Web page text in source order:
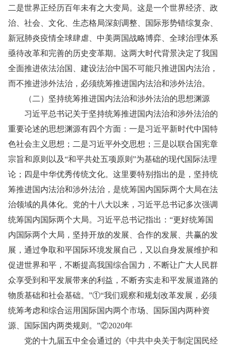
二是世界正经历百年未有之大变局。这是一个世界经济、政
治、社会、文化、生态格局深刻调整、国际形势错综复杂、
新冠肺炎疫情全球肆虐、中美两国战略博弈、全球治理体系
亟待改革和完善的历史变革期。这两大时代背景决定了我国
全面推进依法治国、建设法治中国不可能只推进国内法治，
而不推进涉外法治，必须统筹推进国内法治和涉外法治。
（二）坚持统筹推进国内法治和涉外法治的思想渊源
习近平总书记关于坚持统筹推进国内法治和涉外法治的
重要论述的思想渊源有四个方面：一是习近平新时代中国特
色社会主义思想；二是习近平外交思想；三是以联合国宪章
宗旨和原则以及“和平共处五项原则”为基础的现代国际法理
论；四是中华优秀传统文化。这里要特别指出的是，坚持统
筹推进国内法治和涉外法治，是统筹国内国际两个大局在法
治领域的具体化。党的十八大以来，习近平总书记多次强调
统筹国内国际两个大局。习近平总书记指出：“更好统筹国
内国际两个大局，坚持开放的发展、合作的发展、共赢的发
展，通过争取和平国际环境发展自己，又以自身发展维护和
促进世界和平，不断提高我国综合国力，不断让广大人民群
众享受到和平发展带来的利益，不断夯实走和平发展道路的
物质基础和社会基础。”①“我们观察和规划改革发展，必须
统筹考虑和综合运用国际国内两个市场、国际国内两种资
源、国际国内两类规则。”②2020年
党的十九届五中全会通过的《中共中央关于制定国民经